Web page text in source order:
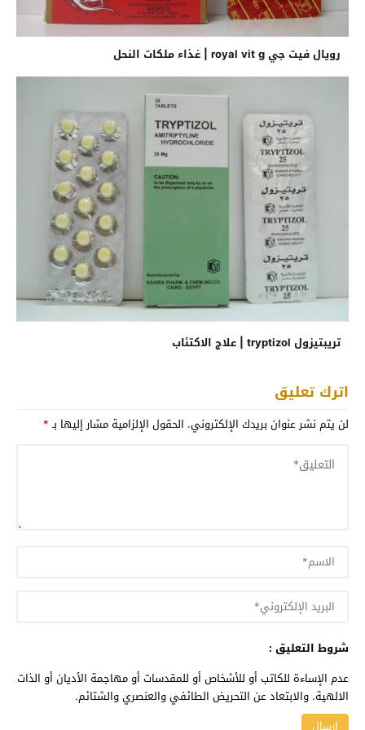
رويال فيت جي royal vit g | غذاء ملكات النحل
تريبتيزول tryptizol | علاج الاكتئاب
اترك تعليق
لن يتم نشر عنوان بريدك الإلكتروني. الحقول الإلزامية مشار إليها بـ*
شروط التعليق :
عدم الإساءة للكاتب أو للأشخاص أو للمقدسات أو مهاجمة الأديان أو الذات
الالهية. والابتعاد عن التحريض الطائفي والعنصري والشتائم.